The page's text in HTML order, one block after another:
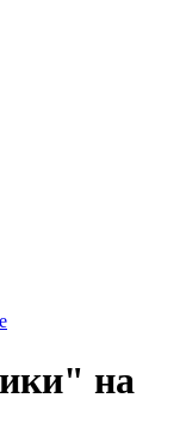
на